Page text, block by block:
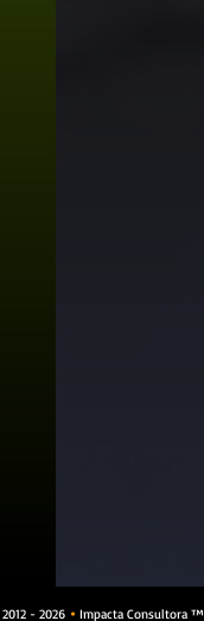
- 2026  Impacta Consultora ™